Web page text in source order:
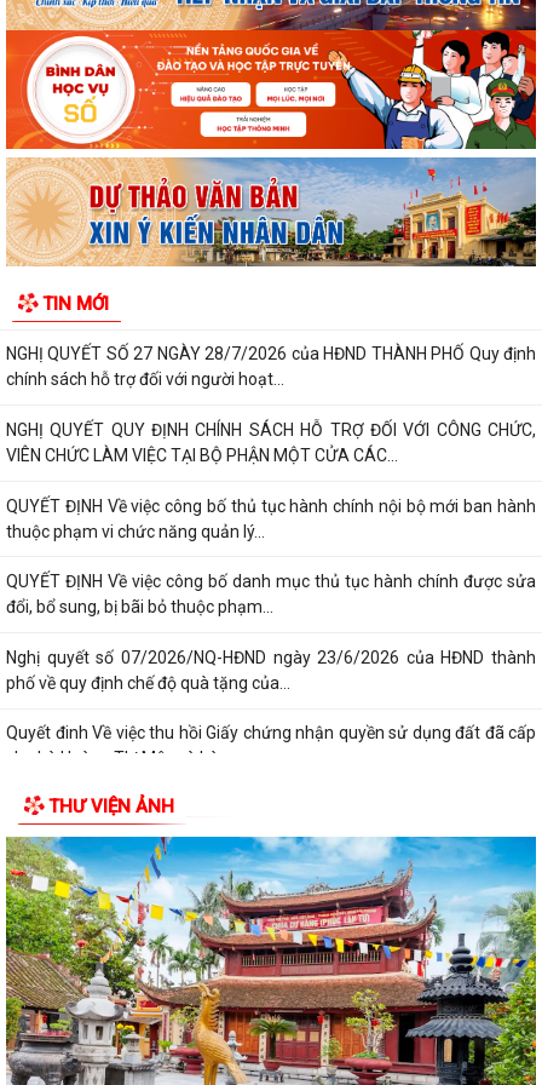
TIN MỚI
Thông báo về việc niêm yết công khai kết quả triển khai Nghị quyết
04/2026/NQ-HĐND ngày 20/4/2026...
THÔNG BÁO CỦA TRẠM Y TẾ PHƯỜNG KINH MÔN Về việc lập danh
sách những phụ nữ sinh con thứ hai trước...
PHƯỜNG KINH MÔN TUYÊN TRUYỀN, HƯỚNG DẪN NGƯỜI DÂN
CHUYỂN ĐỔI THIẾT BỊ, SIM 4G/5G TRƯỚC KHI NGỪNG...
PHI NÔNG NGHIỆP NĂM 2026 VÀ PHÁT ĐỘNG ĐỢT...
NGHỊ QUYẾT SỐ 27 NGÀY 28/7/2026 của HĐND THÀNH PHỐ Quy định
chính sách hỗ trợ đối với người hoạt...
NGHỊ QUYẾT QUY ĐỊNH CHÍNH SÁCH HỖ TRỢ ĐỐI VỚI CÔNG CHỨC,
VIÊN CHỨC LÀM VIỆC TẠI BỘ PHẬN MỘT CỬA CÁC...
QUYẾT ĐỊNH Về việc công bố thủ tục hành chính nội bộ mới ban hành
thuộc phạm vi chức năng quản lý...
QUYẾT ĐỊNH Về việc công bố danh mục thủ tục hành chính được sửa
đổi, bổ sung, bị bãi bỏ thuộc phạm...
Nghị quyết số 07/2026/NQ-HĐND ngày 23/6/2026 của HĐND thành
phố về quy định chế độ quà tặng của...
Quyết đinh Về việc thu hồi Giấy chứng nhận quyền sử dụng đất đã cấp
cho bà Hoàng Thị Mây và bà...
Nghị Quyết 10-NQ/TU ngày13/7/2026 củaBan Thường vụ Thành ủy về
tăng cường công tác lãnh đạo, chỉ...
Quý III và IV/2026, Hải Phòng phấn đấu tăng trưởng GRDP trên 14%
Chỉ thị số 06-CT/TW của Bộ Chính trị về tăng cường sự lãnh đạo của
Đảng đối với công tác kiểm sát...
Bế giảng lớp bồi dưỡng lý luận chính trị dành cho đảng viên mới khóa III
năm 2026
THƯ VIỆN ẢNH